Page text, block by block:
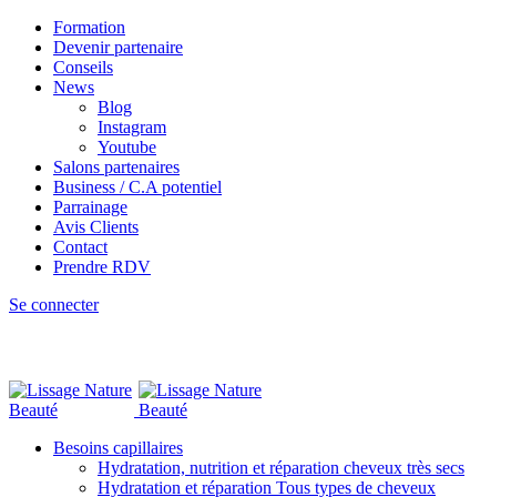
Formation
Devenir partenaire
Conseils
News
Blog
Instagram
Youtube
Salons partenaires
Business / C.A potentiel
Parrainage
Avis Clients
Contact
Prendre RDV
Se connecter
Besoins capillaires
Hydratation, nutrition et réparation cheveux très secs
Hydratation et réparation Tous types de cheveux